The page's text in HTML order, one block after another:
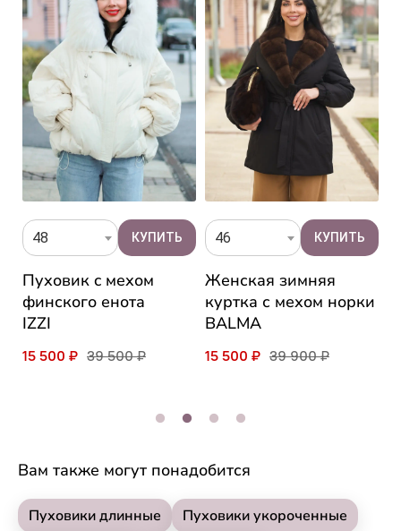
48
Пуховик c мехом
финского енота
IZZI
15 500 ₽ 39 500 ₽
46
Женская зимняя
куртка с мехом норки
BALMA
15 500 ₽ 39 900 ₽
Вам также могут понадобится
Пуховики длинные
Пуховики укороченные